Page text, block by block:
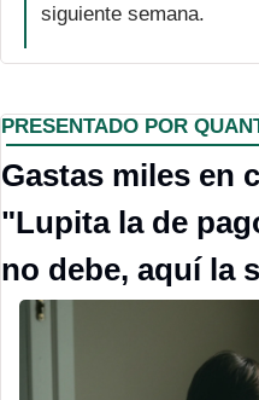
siguiente semana.
PRESENTADO POR
Gastas miles en
"Lupita la de
no debe, aquí la